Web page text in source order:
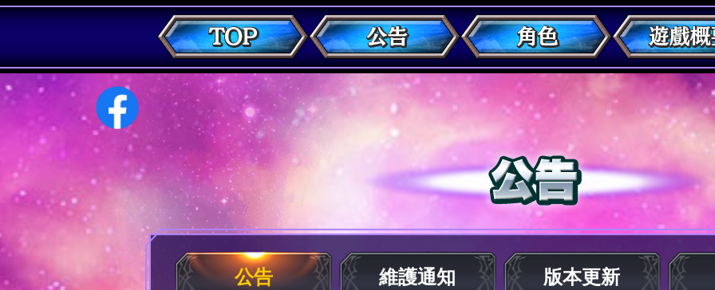
公告 維護通知 版本更新